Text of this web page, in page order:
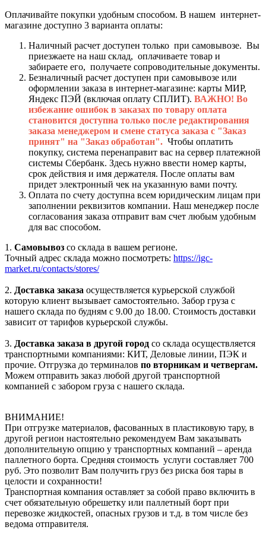
Оплачивайте покупки удобным способом. В нашем интернет-
магазине доступно 3 варианта оплаты:
Наличный расчет доступен только при самовывозе. Вы
приезжаете на наш склад, оплачиваете товар и
забираете его, получаете сопроводительные документы.
Безналичный расчет доступен при самовывозе или
оформлении заказа в интернет-магазине: карты МИР,
Яндекс ПЭЙ (включая оплату СПЛИТ). ВАЖНО! Во
избежание ошибок в заказах по товару оплата
становится доступна только после редактирования
заказа менеджером и смене статуса заказа с "Заказ
принят" на "Заказ обработан". Чтобы оплатить
покупку, система перенаправит вас на сервер платежной
системы Сбербанк. Здесь нужно ввести номер карты,
срок действия и имя держателя. После оплаты вам
придет электронный чек на указанную вами почту.
Оплата по счету доступна всем юридическим лицам при
заполнении реквизитов компании. Наш менеджер после
согласования заказа отправит вам счет любым удобным
для вас способом.
1. Самовывоз со склада в вашем регионе.
Точный адрес склада можно посмотреть: https://igc-
market.ru/contacts/stores/
2. Доставка заказа осуществляется курьерской службой
которую клиент вызывает самостоятельно. Забор груза с
нашего склада по будням с 9.00 до 18.00. Стоимость доставки
зависит от тарифов курьерской службы.
3. Доставка заказа в другой город со склада осуществляется
транспортными компаниями: КИТ, Деловые линии, ПЭК и
прочие. Отгрузка до терминалов по вторникам и четвергам.
Можем отправить заказ любой другой транспортной
компанией с забором груза с нашего склада.
ВНИМАНИЕ!
При отгрузке материалов, фасованных в пластиковую тару, в
другой регион настоятельно рекомендуем Вам заказывать
дополнительную опцию у транспортных компаний – аренда
паллетного борта. Средняя стоимость услуги составляет 700
руб. Это позволит Вам получить груз без риска боя тары в
целости и сохранности!
Транспортная компания оставляет за собой право включить в
счет обязательную обрешетку или паллетный борт при
перевозке жидкостей, опасных грузов и т.д. в том числе без
ведома отправителя.